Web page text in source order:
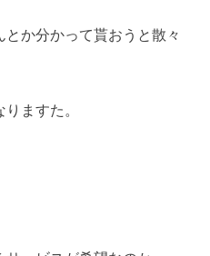
か分かって貰おうと散々
ますた。